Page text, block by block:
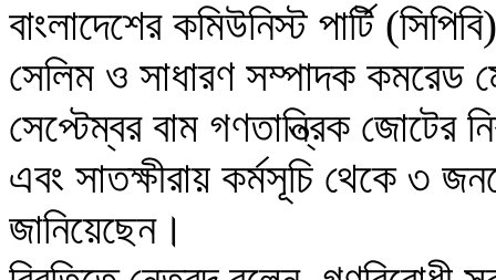
বাংলাদেশের কমিউনিস্ট পার্টি
সেলিম ও সাধারণ সম্পাদক
সেপ্টেম্বর বাম গণতান্ত্রিক জোটের
এবং সাতক্ষীরায় কর্মসূচি থেকে ৩
জানিয়েছেন।